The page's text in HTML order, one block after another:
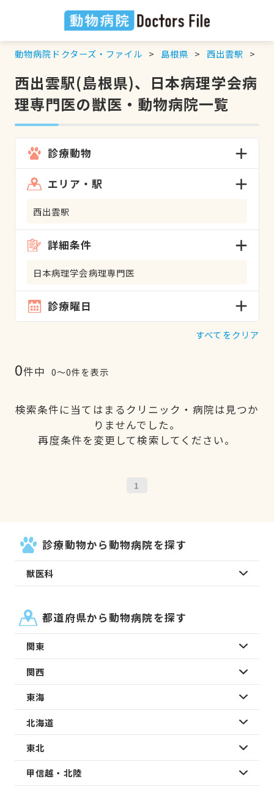
動物病院ドクターズ・ファイル 島根県 西出雲駅
西出雲駅(島根県)、日本病理学会病
理専門医の獣医・動物病院一覧
診療動物
エリア・駅
西出雲駅
詳細条件
日本病理学会病理専門医
診療曜日
すべてをクリア
0件中 0〜0件を表示
検索条件に当てはまるクリニック・病院は見つか
りませんでした。
再度条件を変更して検索してください。
1
診療動物から動物病院を探す
獣医科
都道府県から動物病院を探す
関東
関西
東海
北海道
東北
甲信越・北陸